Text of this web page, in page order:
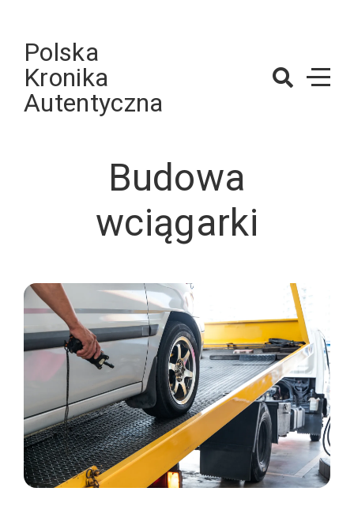
contentPolska
Kronika
Autentyczna
Budowa
wciągarki